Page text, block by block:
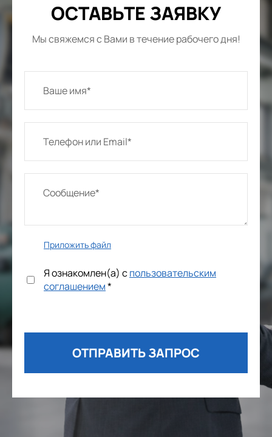
ОСТАВЬТЕ ЗАЯВКУ
Мы свяжемся с Вами в течение рабочего дня!
Приложить файл
Я ознакомлен(а) спользовательским
соглашением*
ОТПРАВИТЬ ЗАПРОС